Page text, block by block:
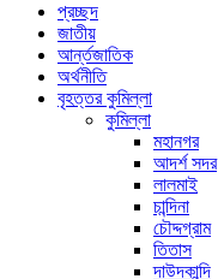
প্রচ্ছদ
জাতীয়
আর্ন্তজাতিক
অর্থনীতি
বৃহত্তর কুমিল্লা
কুমিল্লা
মহানগর
আদর্শ সদর
লালমাই
চান্দিনা
চৌদ্দগ্রাম
তিতাস
দাউদকান্দি